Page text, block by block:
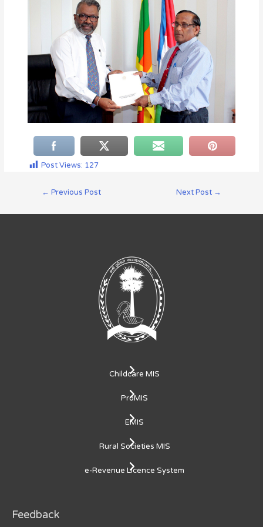
Post Views: 127
← Previous Post Next Post →
Childcare MIS
ProMIS
EMIS
Rural Societies MIS
e-Revenue Licence System
Feedback